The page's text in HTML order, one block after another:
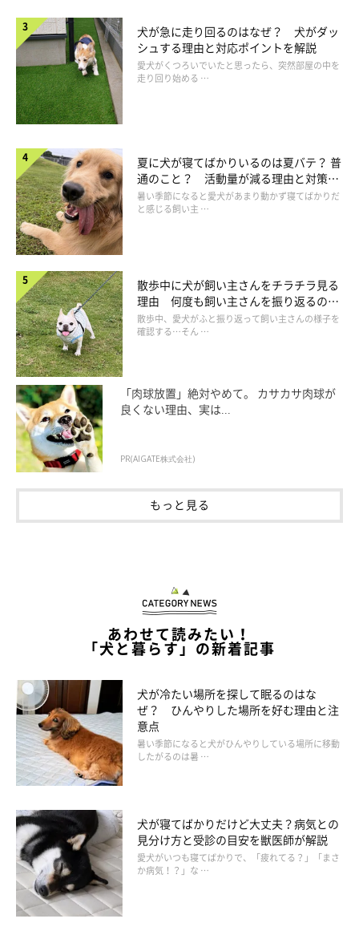
犬の認知症や夜鳴きについては以下の記事で詳しく解説していま
すので、あわせて参考にしてみてください。
関連記事:
【獣医師監修】犬の認知症（痴呆）なりやすい
動物医療の進歩で犬も高齢化が進み、「認知症」を患う犬が増えて
きています。今回は、犬の認知症の原因や症状になりやすい犬、治
療・予防方法について解説します。自宅でのケア方法や認知症に効
くサプリメントについてもご紹介するので参考にしてくださいね！
関連記事:
【獣医師監修】犬が夜鳴きをする原因と対策！
子犬～シニア犬まで
のか心配で眠れない飼い主さんもいると思います。ここでは、犬が
夜鳴きをする理由を子犬・成犬・シニア犬の成長段階別に解説し、
夜鳴きをやめさせる方法や病気の可能性についてもご紹介します。
そのほか、こんな症状が見られたら病気の疑いも
そのほか、睡眠時間の増加とともに以下のような症状が見られる
場合は病気が疑われるので、必ず動物病院を受診し、必要な検査
を受けるようにしましょう。
食欲不振や体重減少
丸くなったりうつ伏せで寝たりするなど、寝相がいつもと
違う
大きないびきをかくようになった など
犬が急に走り回るのはなぜ？ 犬がダッ
シュする理由と対応ポイントを解説
愛犬がくつろいでいたと思ったら、突然部屋の中を
走り回り始める …
夏に犬が寝てばかりいるのは夏バテ？ 普
通のこと？ 活動量が減る理由と対策と
は
暑い季節になると愛犬があまり動かず寝てばかりだ
と感じる飼い主 …
散歩中に犬が飼い主さんをチラチラ見る
理由 何度も飼い主さんを振り返るのは
なぜ？
散歩中、愛犬がふと振り返って飼い主さんの様子を
確認する…そん …
「肉球放置」絶対やめて。 カサカサ肉球が
良くない理由、実は...
PR(AIGATE株式会社)
もっと見る
あわせて読みたい！
「犬と暮らす」の新着記事
犬が冷たい場所を探して眠るのはな
ぜ？ ひんやりした場所を好む理由と注
意点
暑い季節になると犬がひんやりしている場所に移動
したがるのは暑 …
犬が寝てばかりだけど大丈夫？病気との
見分け方と受診の目安を獣医師が解説
愛犬がいつも寝てばかりで、「疲れてる？」「まさ
か病気！？」な …